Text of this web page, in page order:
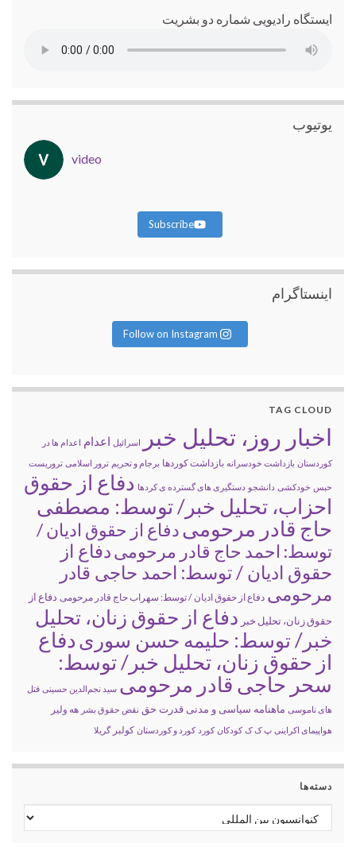
ایستگاه رادیویی شماره دو بشریت
یوتیوب
video
Subscribe
اینستاگرام
Follow on Instagram
TAG CLOUD
اخبار روز، تحلیل خبر اسرائیل اعدام اعدام ها در
کوردستان بازداشت خودسرانه بازداشت کوردها برجام و تحریم ترور اسلامی تروریست
حبس خودکشی دانشجو دستگیری های گسترده ی کردها دفاع از حقوق
احزاب، تحلیل خبر/ توسط: مصطفی
حاج قادر مرحومیدفاع از حقوق ادیان /
توسط: احمد حاج قادر مرحومیدفاع از
حقوق ادیان / توسط: احمد حاجی قادر
مرحومی دفاع از حقوق ادیان / توسط: سهراب حاج قادر مرحومی دفاع از
حقوق زنان، تحلیل خبر دفاع از حقوق زنان، تحلیل
خبر/ توسط: حلیمه حسن سوری دفاع
از حقوق زنان، تحلیل خبر/ توسط:
سحر حاجی قادر مرحومی سید نجم‌الدین حسینی قتل
های ناموسی ماهنامه سیاسی و مدنی قدرت حق نقض حقوق بشر هه ولیر
هواپیمای اکراینی پ ک ک کودکان کورد کورد و کوردستان کولبر گریلا
دسته‌ها
دسته‌ها